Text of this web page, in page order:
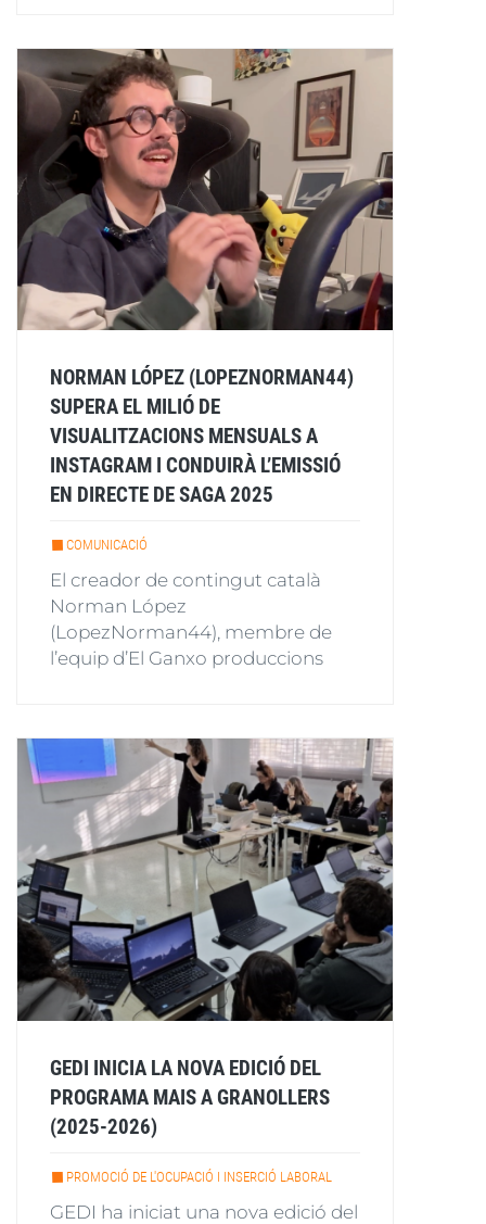
NORMAN LÓPEZ (LOPEZNORMAN44)
SUPERA EL MILIÓ DE
VISUALITZACIONS MENSUALS A
INSTAGRAM I CONDUIRÀ L’EMISSIÓ
EN DIRECTE DE SAGA 2025
COMUNICACIÓ
El creador de contingut català
Norman López
(LopezNorman44), membre de
l’equip d’El Ganxo produccions
GEDI INICIA LA NOVA EDICIÓ DEL
PROGRAMA MAIS A GRANOLLERS
(2025-2026)
PROMOCIÓ DE L'OCUPACIÓ I INSERCIÓ LABORAL
GEDI ha iniciat una nova edició del